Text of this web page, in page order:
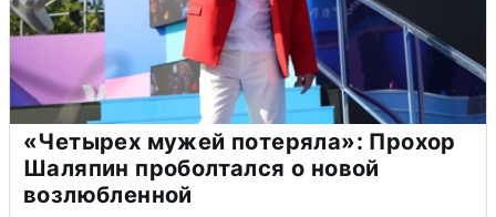
«Четырех мужей потеряла»: Прохор
Шаляпин проболтался о новой
возлюбленной